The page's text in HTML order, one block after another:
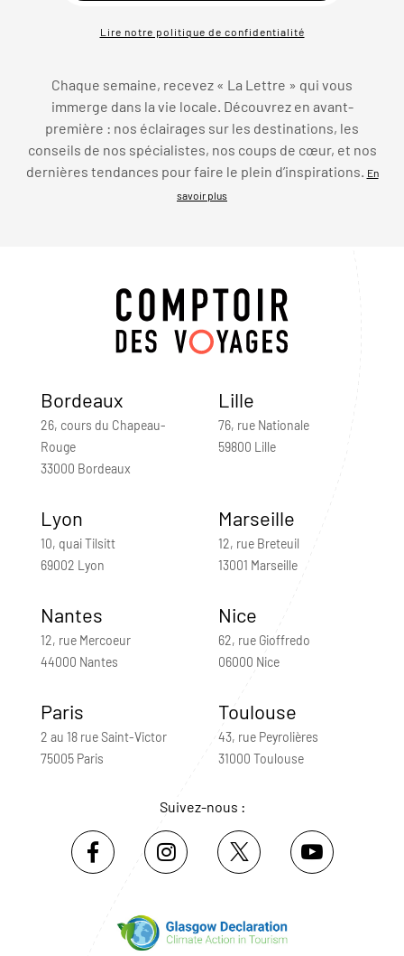
Lire notre politique de confidentialité
Chaque semaine, recevez « La Lettre » qui vous
immerge dans la vie locale. Découvrez en avant-
première : nos éclairages sur les destinations, les
conseils de nos spécialistes, nos coups de cœur, et nos
dernières tendances pour faire le plein d’inspirations.
En
savoir plus
Bordeaux
26, cours du Chapeau-
Rouge
33000 Bordeaux
Lille
76, rue Nationale
59800 Lille
Lyon
10, quai Tilsitt
69002 Lyon
Marseille
12, rue Breteuil
13001 Marseille
Nantes
12, rue Mercoeur
44000 Nantes
Nice
62, rue Gioffredo
06000 Nice
Paris
2 au 18 rue Saint-Victor
75005 Paris
Toulouse
43, rue Peyrolières
31000 Toulouse
Suivez-nous :